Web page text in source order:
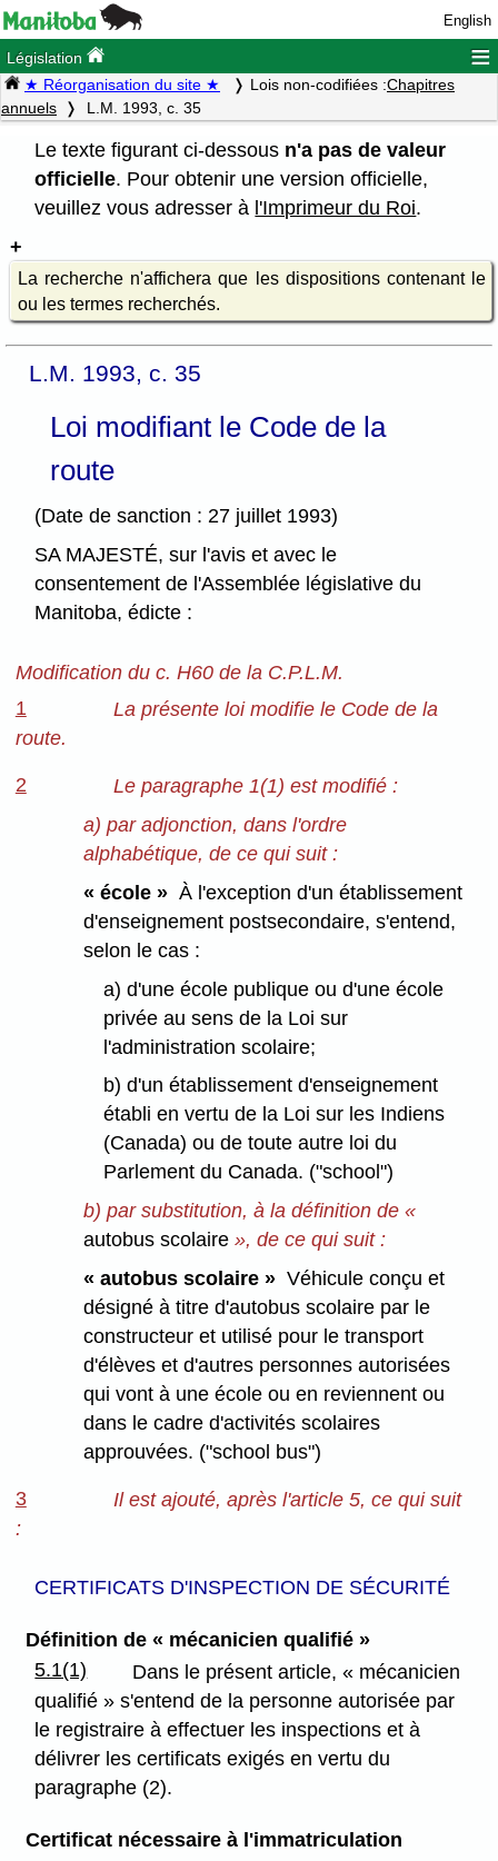
English
Législation ≡
★ Réorganisation du site ★ Lois non-codifiées :Chapitres
annuels
L.M. 1993, c. 35
Le texte figurant ci-dessous n'a pas de valeur
officielle. Pour obtenir une version officielle,
veuillez vous adresser à l'Imprimeur du Roi.
La recherche n'affichera que les dispositions contenant le
ou les termes recherchés.
L.M. 1993, c. 35
Loi modifiant le Code de la
route
(Date de sanction : 27 juillet 1993)
SA MAJESTÉ, sur l'avis et avec le
consentement de l'Assemblée législative du
Manitoba, édicte :
Modification du c. H60 de la C.P.L.M.
1
La présente loi modifie le Code de la
route.
2
Le paragraphe 1(1) est modifié :
a) par adjonction, dans l'ordre
alphabétique, de ce qui suit :
« école » À l'exception d'un établissement
d'enseignement postsecondaire, s'entend,
selon le cas :
a) d'une école publique ou d'une école
privée au sens de la Loi sur
l'administration scolaire;
b) d'un établissement d'enseignement
établi en vertu de la Loi sur les Indiens
(Canada) ou de toute autre loi du
Parlement du Canada. ("school")
b) par substitution, à la définition de «
autobus scolaire», de ce qui suit :
« autobus scolaire » Véhicule conçu et
désigné à titre d'autobus scolaire par le
constructeur et utilisé pour le transport
d'élèves et d'autres personnes autorisées
qui vont à une école ou en reviennent ou
dans le cadre d'activités scolaires
approuvées. ("school bus")
3
Il est ajouté, après l'article 5, ce qui suit
:
CERTIFICATS D'INSPECTION DE SÉCURITÉ
Définition de « mécanicien qualifié »
5.1(1)
Dans le présent article, « mécanicien
qualifié » s'entend de la personne autorisée par
le registraire à effectuer les inspections et à
délivrer les certificats exigés en vertu du
paragraphe (2).
Certificat nécessaire à l'immatriculation